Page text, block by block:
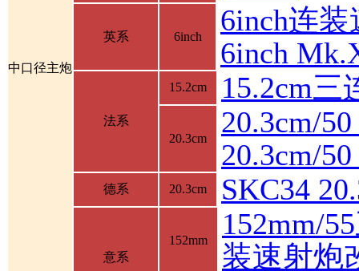
中口径主炮
英系 6inch
6inch连
6inch
法系
15.2cm 15.2cm三
20.3cm
20.3cm/
20.3cm/
德系 20.3cm SKC34
意系
152mm
152mm/
装速射炮